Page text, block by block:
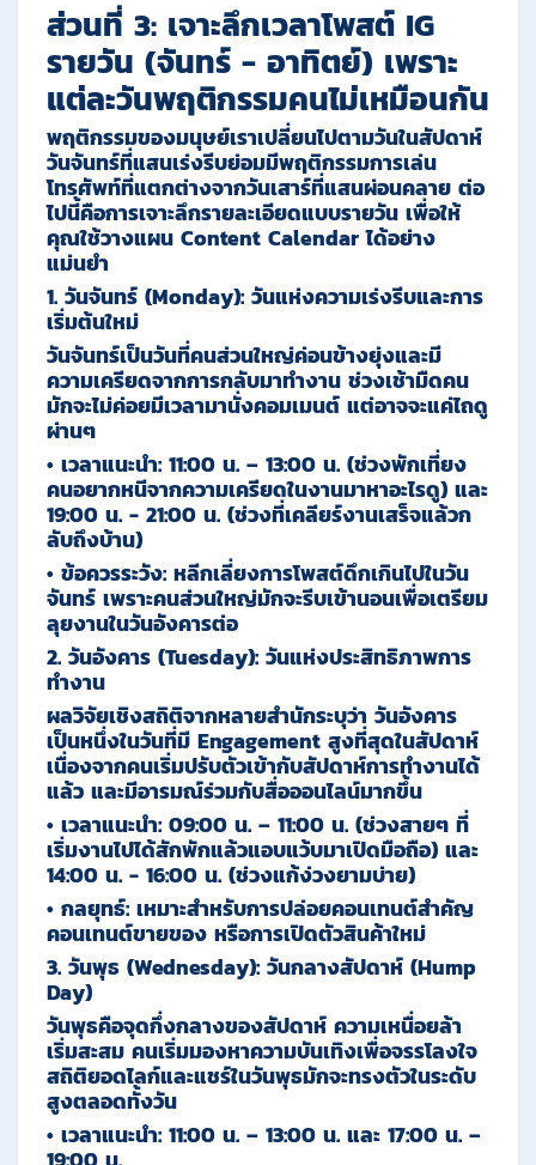
ส่วนที่ 3: เจาะลึกเวลาโพสต์ IG
รายวัน (จันทร์ - อาทิตย์) เพราะ
แต่ละวันพฤติกรรมคนไม่เหมือนกัน
พฤติกรรมของมนุษย์เราเปลี่ยนไปตามวันในสัปดาห์
วันจันทร์ที่แสนเร่งรีบย่อมมีพฤติกรรมการเล่น
โทรศัพท์ที่แตกต่างจากวันเสาร์ที่แสนผ่อนคลาย ต่อ
ไปนี้คือการเจาะลึกรายละเอียดแบบรายวัน เพื่อให้
คุณใช้วางแผน Content Calendar ได้อย่าง
แม่นยำ
1. วันจันทร์ (Monday): วันแห่งความเร่งรีบและการ
เริ่มต้นใหม่
วันจันทร์เป็นวันที่คนส่วนใหญ่ค่อนข้างยุ่งและมี
ความเครียดจากการกลับมาทำงาน ช่วงเช้ามืดคน
มักจะไม่ค่อยมีเวลามานั่งคอมเมนต์ แต่อาจจะแค่ไถดู
ผ่านๆ
• เวลาแนะนำ: 11:00 น. – 13:00 น. (ช่วงพักเที่ยง
คนอยากหนีจากความเครียดในงานมาหาอะไรดู) และ
19:00 น. - 21:00 น. (ช่วงที่เคลียร์งานเสร็จแล้วก
ลับถึงบ้าน)
• ข้อควรระวัง: หลีกเลี่ยงการโพสต์ดึกเกินไปในวัน
จันทร์ เพราะคนส่วนใหญ่มักจะรีบเข้านอนเพื่อเตรียม
ลุยงานในวันอังคารต่อ
2. วันอังคาร (Tuesday): วันแห่งประสิทธิภาพการ
ทำงาน
ผลวิจัยเชิงสถิติจากหลายสำนักระบุว่า วันอังคาร
เป็นหนึ่งในวันที่มี Engagement สูงที่สุดในสัปดาห์
เนื่องจากคนเริ่มปรับตัวเข้ากับสัปดาห์การทำงานได้
แล้ว และมีอารมณ์ร่วมกับสื่อออนไลน์มากขึ้น
• เวลาแนะนำ: 09:00 น. – 11:00 น. (ช่วงสายๆ ที่
เริ่มงานไปได้สักพักแล้วแอบแว้บมาเปิดมือถือ) และ
14:00 น. - 16:00 น. (ช่วงแก้ง่วงยามบ่าย)
• กลยุทธ์: เหมาะสำหรับการปล่อยคอนเทนต์สำคัญ
คอนเทนต์ขายของ หรือการเปิดตัวสินค้าใหม่
3. วันพุธ (Wednesday): วันกลางสัปดาห์ (Hump
Day)
วันพุธคือจุดกึ่งกลางของสัปดาห์ ความเหนื่อยล้า
เริ่มสะสม คนเริ่มมองหาความบันเทิงเพื่อจรรโลงใจ
สถิติยอดไลก์และแชร์ในวันพุธมักจะทรงตัวในระดับ
สูงตลอดทั้งวัน
• เวลาแนะนำ: 11:00 น. – 13:00 น. และ 17:00 น. –